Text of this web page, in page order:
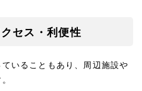
セス・利便性
いることもあり、周辺施設や